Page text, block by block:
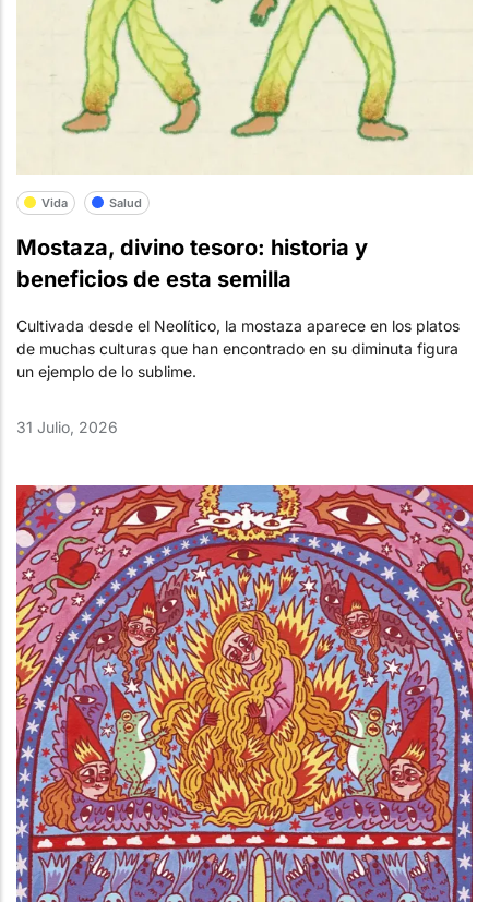
Vida Salud
Mostaza, divino tesoro: historia y
beneficios de esta semilla
Cultivada desde el Neolítico, la mostaza aparece en los platos
de muchas culturas que han encontrado en su diminuta figura
un ejemplo de lo sublime.
31 Julio, 2026